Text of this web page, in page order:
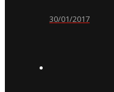
30/01/2017